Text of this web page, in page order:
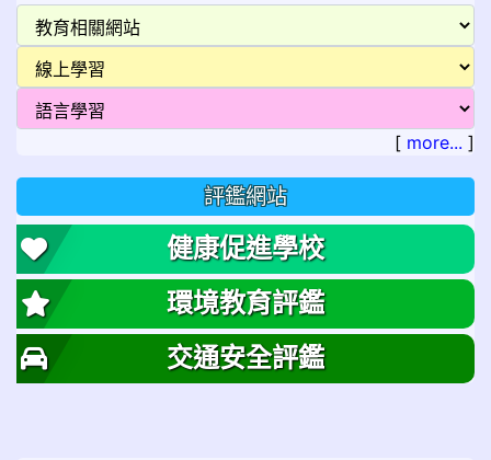
[ more... ]
評鑑網站
健康促進學校
環境教育評鑑
交通安全評鑑